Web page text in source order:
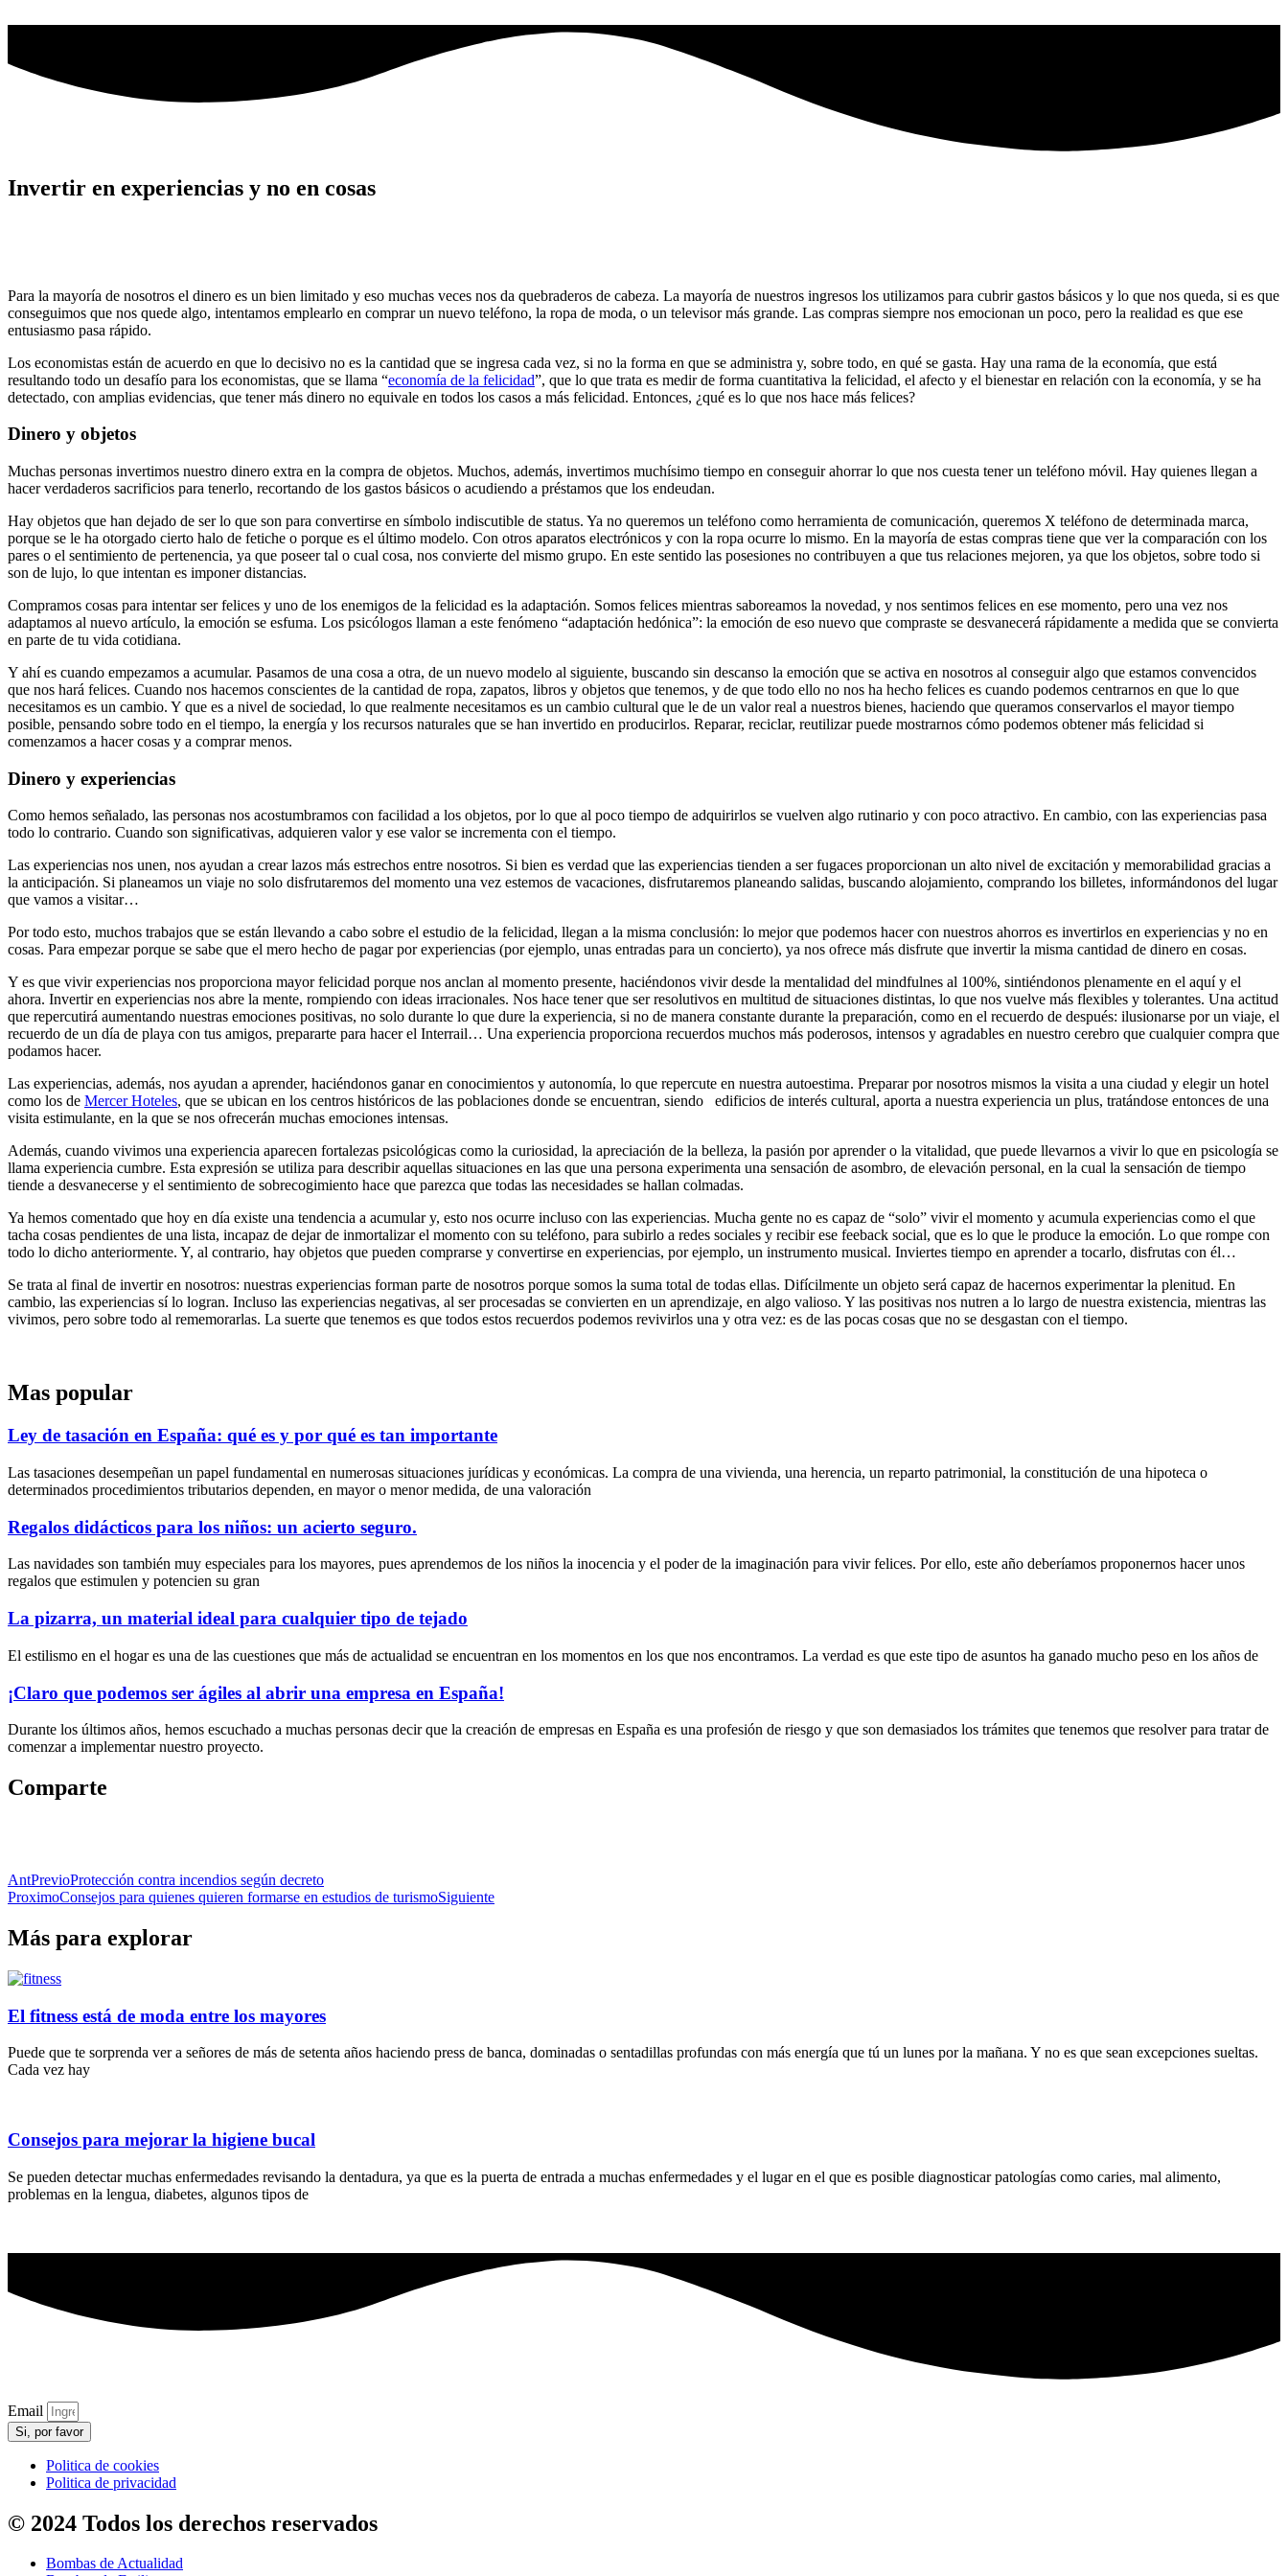
Invertir en experiencias y no en cosas
Para la mayoría de nosotros el dinero es un bien limitado y eso muchas veces nos da quebraderos de cabeza. La mayoría de nuestros ingresos los utilizamos para cubrir gastos básicos y lo que nos queda, si es que
conseguimos que nos quede algo, intentamos emplearlo en comprar un nuevo teléfono, la ropa de moda, o un televisor más grande. Las compras siempre nos emocionan un poco, pero la realidad es que ese
entusiasmo pasa rápido.
Los economistas están de acuerdo en que lo decisivo no es la cantidad que se ingresa cada vez, si no la forma en que se administra y, sobre todo, en qué se gasta. Hay una rama de la economía, que está
resultando todo un desafío para los economistas, que se llama “economía de la felicidad”, que lo que trata es medir de forma cuantitativa la felicidad, el afecto y el bienestar en relación con la economía, y se ha
detectado, con amplias evidencias, que tener más dinero no equivale en todos los casos a más felicidad. Entonces, ¿qué es lo que nos hace más felices?
Dinero y objetos
Muchas personas invertimos nuestro dinero extra en la compra de objetos. Muchos, además, invertimos muchísimo tiempo en conseguir ahorrar lo que nos cuesta tener un teléfono móvil. Hay quienes llegan a
hacer verdaderos sacrificios para tenerlo, recortando de los gastos básicos o acudiendo a préstamos que los endeudan.
Hay objetos que han dejado de ser lo que son para convertirse en símbolo indiscutible de status. Ya no queremos un teléfono como herramienta de comunicación, queremos X teléfono de determinada marca,
porque se le ha otorgado cierto halo de fetiche o porque es el último modelo. Con otros aparatos electrónicos y con la ropa ocurre lo mismo. En la mayoría de estas compras tiene que ver la comparación con los
pares o el sentimiento de pertenencia, ya que poseer tal o cual cosa, nos convierte del mismo grupo. En este sentido las posesiones no contribuyen a que tus relaciones mejoren, ya que los objetos, sobre todo si
son de lujo, lo que intentan es imponer distancias.
Compramos cosas para intentar ser felices y uno de los enemigos de la felicidad es la adaptación. Somos felices mientras saboreamos la novedad, y nos sentimos felices en ese momento, pero una vez nos
adaptamos al nuevo artículo, la emoción se esfuma. Los psicólogos llaman a este fenómeno “adaptación hedónica”: la emoción de eso nuevo que compraste se desvanecerá rápidamente a medida que se convierta
en parte de tu vida cotidiana.
Y ahí es cuando empezamos a acumular. Pasamos de una cosa a otra, de un nuevo modelo al siguiente, buscando sin descanso la emoción que se activa en nosotros al conseguir algo que estamos convencidos
que nos hará felices. Cuando nos hacemos conscientes de la cantidad de ropa, zapatos, libros y objetos que tenemos, y de que todo ello no nos ha hecho felices es cuando podemos centrarnos en que lo que
necesitamos es un cambio. Y que es a nivel de sociedad, lo que realmente necesitamos es un cambio cultural que le de un valor real a nuestros bienes, haciendo que queramos conservarlos el mayor tiempo
posible, pensando sobre todo en el tiempo, la energía y los recursos naturales que se han invertido en producirlos. Reparar, reciclar, reutilizar puede mostrarnos cómo podemos obtener más felicidad si
comenzamos a hacer cosas y a comprar menos.
Dinero y experiencias
Como hemos señalado, las personas nos acostumbramos con facilidad a los objetos, por lo que al poco tiempo de adquirirlos se vuelven algo rutinario y con poco atractivo. En cambio, con las experiencias pasa
todo lo contrario. Cuando son significativas, adquieren valor y ese valor se incrementa con el tiempo.
Las experiencias nos unen, nos ayudan a crear lazos más estrechos entre nosotros. Si bien es verdad que las experiencias tienden a ser fugaces proporcionan un alto nivel de excitación y memorabilidad gracias a
la anticipación. Si planeamos un viaje no solo disfrutaremos del momento una vez estemos de vacaciones, disfrutaremos planeando salidas, buscando alojamiento, comprando los billetes, informándonos del lugar
que vamos a visitar…
Por todo esto, muchos trabajos que se están llevando a cabo sobre el estudio de la felicidad, llegan a la misma conclusión: lo mejor que podemos hacer con nuestros ahorros es invertirlos en experiencias y no en
cosas. Para empezar porque se sabe que el mero hecho de pagar por experiencias (por ejemplo, unas entradas para un concierto), ya nos ofrece más disfrute que invertir la misma cantidad de dinero en cosas.
Y es que vivir experiencias nos proporciona mayor felicidad porque nos anclan al momento presente, haciéndonos vivir desde la mentalidad del mindfulnes al 100%, sintiéndonos plenamente en el aquí y el
ahora. Invertir en experiencias nos abre la mente, rompiendo con ideas irracionales. Nos hace tener que ser resolutivos en multitud de situaciones distintas, lo que nos vuelve más flexibles y tolerantes. Una actitud
que repercutirá aumentando nuestras emociones positivas, no solo durante lo que dure la experiencia, si no de manera constante durante la preparación, como en el recuerdo de después: ilusionarse por un viaje, el
recuerdo de un día de playa con tus amigos, prepararte para hacer el Interrail… Una experiencia proporciona recuerdos muchos más poderosos, intensos y agradables en nuestro cerebro que cualquier compra que
podamos hacer.
Las experiencias, además, nos ayudan a aprender, haciéndonos ganar en conocimientos y autonomía, lo que repercute en nuestra autoestima. Preparar por nosotros mismos la visita a una ciudad y elegir un hotel
como los de Mercer Hoteles, que se ubican en los centros históricos de las poblaciones donde se encuentran, siendo edificios de interés cultural, aporta a nuestra experiencia un plus, tratándose entonces de una
visita estimulante, en la que se nos ofrecerán muchas emociones intensas.
Además, cuando vivimos una experiencia aparecen fortalezas psicológicas como la curiosidad, la apreciación de la belleza, la pasión por aprender o la vitalidad, que puede llevarnos a vivir lo que en psicología se
llama experiencia cumbre. Esta expresión se utiliza para describir aquellas situaciones en las que una persona experimenta una sensación de asombro, de elevación personal, en la cual la sensación de tiempo
tiende a desvanecerse y el sentimiento de sobrecogimiento hace que parezca que todas las necesidades se hallan colmadas.
Ya hemos comentado que hoy en día existe una tendencia a acumular y, esto nos ocurre incluso con las experiencias. Mucha gente no es capaz de “solo” vivir el momento y acumula experiencias como el que
tacha cosas pendientes de una lista, incapaz de dejar de inmortalizar el momento con su teléfono, para subirlo a redes sociales y recibir ese feeback social, que es lo que le produce la emoción. Lo que rompe con
todo lo dicho anteriormente. Y, al contrario, hay objetos que pueden comprarse y convertirse en experiencias, por ejemplo, un instrumento musical. Inviertes tiempo en aprender a tocarlo, disfrutas con él…
Se trata al final de invertir en nosotros: nuestras experiencias forman parte de nosotros porque somos la suma total de todas ellas. Difícilmente un objeto será capaz de hacernos experimentar la plenitud. En
cambio, las experiencias sí lo logran. Incluso las experiencias negativas, al ser procesadas se convierten en un aprendizaje, en algo valioso. Y las positivas nos nutren a lo largo de nuestra existencia, mientras las
vivimos, pero sobre todo al rememorarlas. La suerte que tenemos es que todos estos recuerdos podemos revivirlos una y otra vez: es de las pocas cosas que no se desgastan con el tiempo.
Mas popular
Ley de tasación en España: qué es y por qué es tan importante
Las tasaciones desempeñan un papel fundamental en numerosas situaciones jurídicas y económicas. La compra de una vivienda, una herencia, un reparto patrimonial, la constitución de una hipoteca o
determinados procedimientos tributarios dependen, en mayor o menor medida, de una valoración
Regalos didácticos para los niños: un acierto seguro.
Las navidades son también muy especiales para los mayores, pues aprendemos de los niños la inocencia y el poder de la imaginación para vivir felices. Por ello, este año deberíamos proponernos hacer unos
regalos que estimulen y potencien su gran
La pizarra, un material ideal para cualquier tipo de tejado
El estilismo en el hogar es una de las cuestiones que más de actualidad se encuentran en los momentos en los que nos encontramos. La verdad es que este tipo de asuntos ha ganado mucho peso en los años de
¡Claro que podemos ser ágiles al abrir una empresa en España!
Durante los últimos años, hemos escuchado a muchas personas decir que la creación de empresas en España es una profesión de riesgo y que son demasiados los trámites que tenemos que resolver para tratar de
comenzar a implementar nuestro proyecto.
Comparte
AntPrevioProtección contra incendios según decreto
ProximoConsejos para quienes quieren formarse en estudios de turismoSiguiente
Más para explorar
El fitness está de moda entre los mayores
Puede que te sorprenda ver a señores de más de setenta años haciendo press de banca, dominadas o sentadillas profundas con más energía que tú un lunes por la mañana. Y no es que sean excepciones sueltas.
Cada vez hay
Consejos para mejorar la higiene bucal
Se pueden detectar muchas enfermedades revisando la dentadura, ya que es la puerta de entrada a muchas enfermedades y el lugar en el que es posible diagnosticar patologías como caries, mal alimento,
problemas en la lengua, diabetes, algunos tipos de
Email
Si, por favor
Politica de cookies
Politica de privacidad
© 2024 Todos los derechos reservados
Bombas de Actualidad